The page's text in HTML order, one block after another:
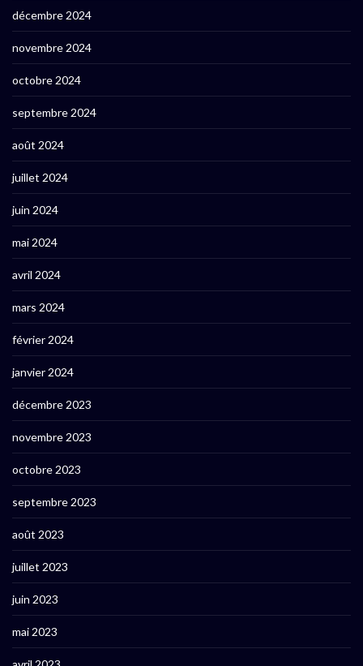
décembre 2024
novembre 2024
octobre 2024
septembre 2024
août 2024
juillet 2024
juin 2024
mai 2024
avril 2024
mars 2024
février 2024
janvier 2024
décembre 2023
novembre 2023
octobre 2023
septembre 2023
août 2023
juillet 2023
juin 2023
mai 2023